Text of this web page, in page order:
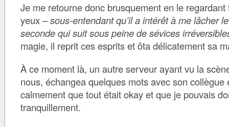
Je me retourne donc brusquement en le
yeux –sous-entendant qu’il a intérêt à me lâcher
seconde qui suit sous peine de sévices
magie, il reprit ces esprits et ôta délicatement sa
À ce moment là, un autre serveur ayant vu la
nous, échangea quelques mots avec son collègue
calmement que tout était okay et que je pouvais
tranquillement.